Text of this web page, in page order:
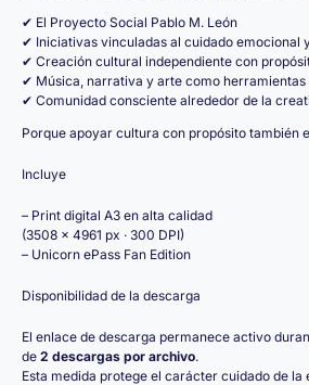
✔ El Proyecto Social Pablo M. León
✔ Iniciativas vinculadas al cuidado emocional
✔ Creación cultural independiente con
✔ Música, narrativa y arte como
✔ Comunidad consciente alrededor de la
Porque apoyar cultura con propósito también
Incluye
– Print digital A3 en alta calidad
(3508 × 4961 px · 300 DPI)
– Unicorn ePass Fan Edition
Disponibilidad de la descarga
El enlace de descarga permanece activo
de 2 descargas por archivo.
Esta medida protege el carácter cuidado de